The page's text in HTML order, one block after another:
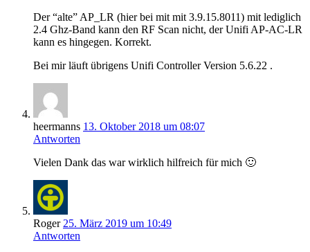
Der “alte” AP_LR (hier bei mit mit 3.9.15.8011) mit lediglich
2.4 Ghz-Band kann den RF Scan nicht, der Unifi AP-AC-LR
kann es hingegen. Korrekt.
Bei mir läuft übrigens Unifi Controller Version 5.6.22 .
heermanns 13. Oktober 2018 um 08:07
Antworten
Vielen Dank das war wirklich hilfreich für mich 🙂
Roger 25. März 2019 um 10:49
Antworten